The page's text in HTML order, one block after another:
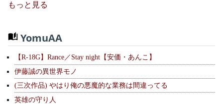
もっと見る
YomuAA
【R-18G】Rance／Stay night【安価・あんこ】
伊藤誠の異世界モノ
(三次作品) やはり俺の悪魔的な業務は間違ってる
英雄の守り人